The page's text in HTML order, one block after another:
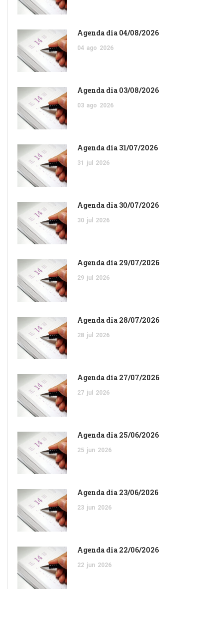
Agenda dia 04/08/2026
04 ago 2026
Agenda dia 03/08/2026
03 ago 2026
Agenda dia 31/07/2026
31 jul 2026
Agenda dia 30/07/2026
30 jul 2026
Agenda dia 29/07/2026
29 jul 2026
Agenda dia 28/07/2026
28 jul 2026
Agenda dia 27/07/2026
27 jul 2026
Agenda dia 25/06/2026
25 jun 2026
Agenda dia 23/06/2026
23 jun 2026
Agenda dia 22/06/2026
22 jun 2026